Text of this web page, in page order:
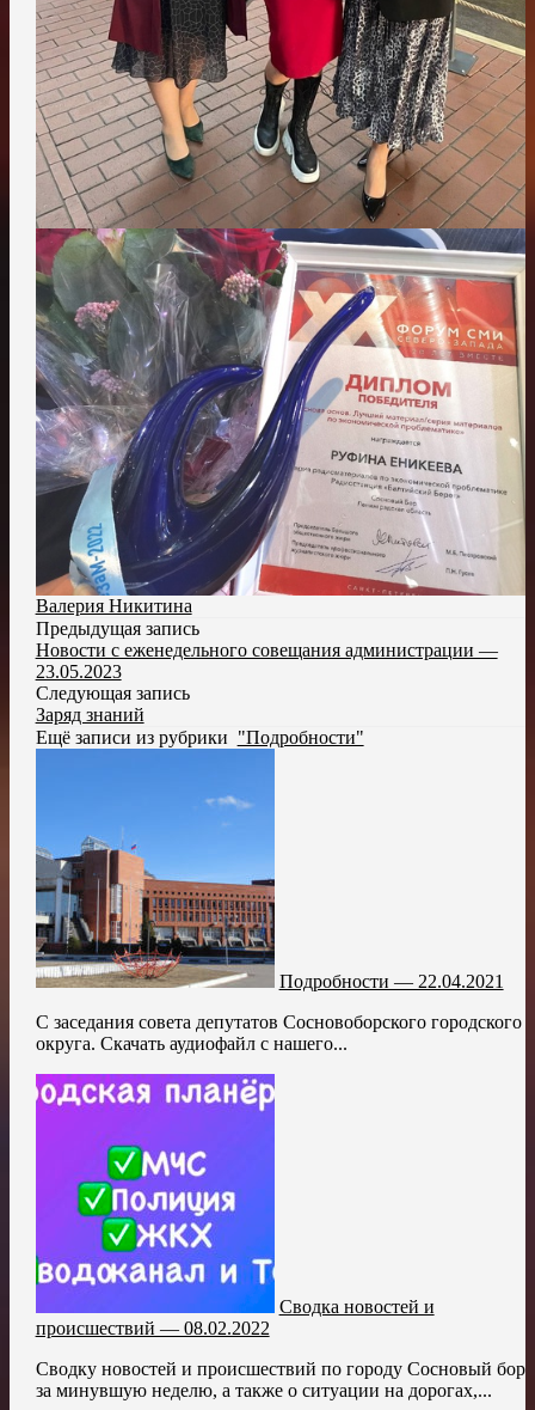
Валерия Никитина
Предыдущая запись
Новости с еженедельного совещания администрации —
23.05.2023
Следующая запись
Заряд знаний
Ещё записи из рубрики "Подробности"
Подробности — 22.04.2021
С заседания совета депутатов Сосновоборского городского
округа. Скачать аудиофайл с нашего...
Сводка новостей и
происшествий — 08.02.2022
Сводку новостей и происшествий по городу Сосновый бор
за минувшую неделю, а также о ситуации на дорогах,...